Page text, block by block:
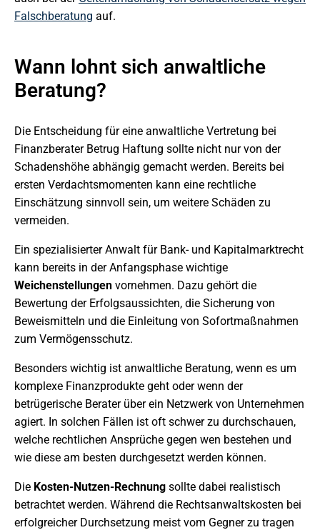
Falschberatung auf.
Wann lohnt sich anwaltliche
Beratung?
Die Entscheidung für eine anwaltliche Vertretung bei
Finanzberater Betrug Haftung sollte nicht nur von der
Schadenshöhe abhängig gemacht werden. Bereits bei
ersten Verdachtsmomenten kann eine rechtliche
Einschätzung sinnvoll sein, um weitere Schäden zu
vermeiden.
Ein spezialisierter Anwalt für Bank- und Kapitalmarktrecht
kann bereits in der Anfangsphase wichtige
Weichenstellungen vornehmen. Dazu gehört die
Bewertung der Erfolgsaussichten, die Sicherung von
Beweismitteln und die Einleitung von Sofortmaßnahmen
zum Vermögensschutz.
Besonders wichtig ist anwaltliche Beratung, wenn es um
komplexe Finanzprodukte geht oder wenn der
betrügerische Berater über ein Netzwerk von Unternehmen
agiert. In solchen Fällen ist oft schwer zu durchschauen,
welche rechtlichen Ansprüche gegen wen bestehen und
wie diese am besten durchgesetzt werden können.
Die Kosten-Nutzen-Rechnung sollte dabei realistisch
betrachtet werden. Während die Rechtsanwaltskosten bei
erfolgreicher Durchsetzung meist vom Gegner zu tragen